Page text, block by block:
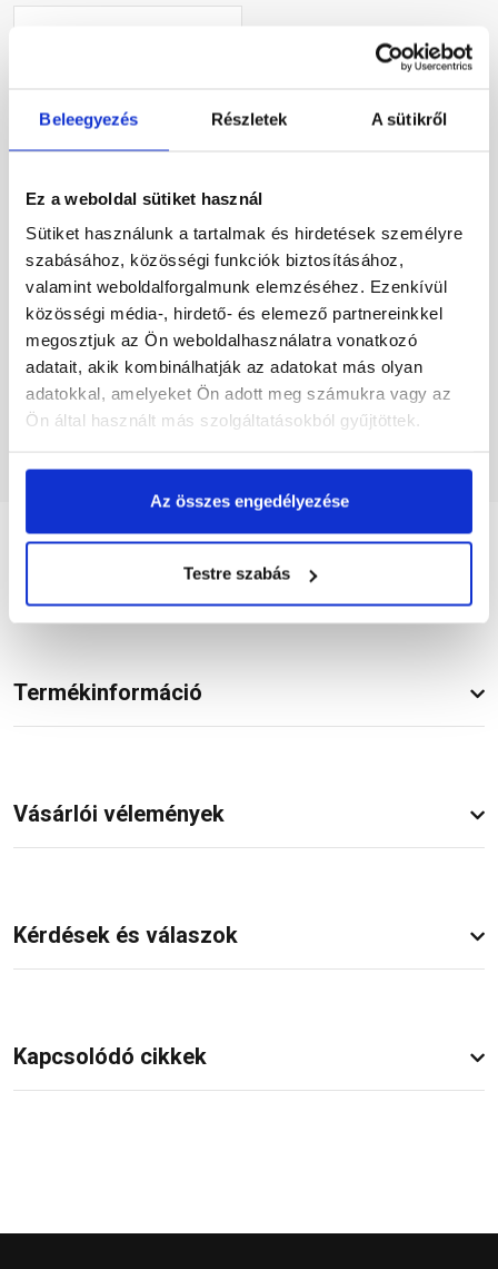
Beleegyezés Részletek A sütikről
Ez a weboldal sütiket használ
Sütiket használunk a tartalmak és hirdetések személyre
szabásához, közösségi funkciók biztosításához,
valamint weboldalforgalmunk elemzéséhez. Ezenkívül
közösségi média-, hirdető- és elemező partnereinkkel
megosztjuk az Ön weboldalhasználatra vonatkozó
adatait, akik kombinálhatják az adatokat más olyan
adatokkal, amelyeket Ön adott meg számukra vagy az
Ön által használt más szolgáltatásokból gyűjtöttek.
Az összes engedélyezése
Testre szabás
Terrán MediCOMFORT
szegtömítő szalag 75 mm
x 15 m
Gyártói készleten
12 125 Ft/ db
808 Ft / m
Megnézem
Termékinformáció
Vásárlói vélemények
Kérdések és válaszok
Kapcsolódó cikkek